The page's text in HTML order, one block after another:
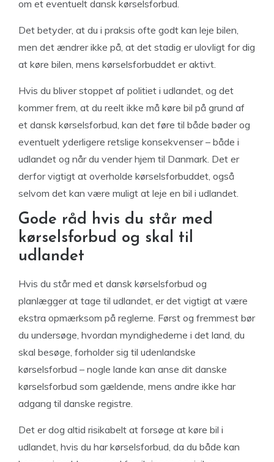
om et eventuelt dansk kørselsforbud.
Det betyder, at du i praksis ofte godt kan leje bilen,
men det ændrer ikke på, at det stadig er ulovligt for dig
at køre bilen, mens kørselsforbuddet er aktivt.
Hvis du bliver stoppet af politiet i udlandet, og det
kommer frem, at du reelt ikke må køre bil på grund af
et dansk kørselsforbud, kan det føre til både bøder og
eventuelt yderligere retslige konsekvenser – både i
udlandet og når du vender hjem til Danmark. Det er
derfor vigtigt at overholde kørselsforbuddet, også
selvom det kan være muligt at leje en bil i udlandet.
Gode råd hvis du står med
kørselsforbud og skal til
udlandet
Hvis du står med et dansk kørselsforbud og
planlægger at tage til udlandet, er det vigtigt at være
ekstra opmærksom på reglerne. Først og fremmest bør
du undersøge, hvordan myndighederne i det land, du
skal besøge, forholder sig til udenlandske
kørselsforbud – nogle lande kan anse dit danske
kørselsforbud som gældende, mens andre ikke har
adgang til danske registre.
Det er dog altid risikabelt at forsøge at køre bil i
udlandet, hvis du har kørselsforbud, da du både kan